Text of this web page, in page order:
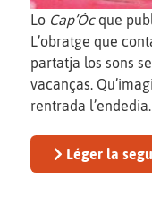
Lo Cap’Òcque
L’obratge que
partatja los sons
vacanças.
rentrada l’endedia.
Léger la